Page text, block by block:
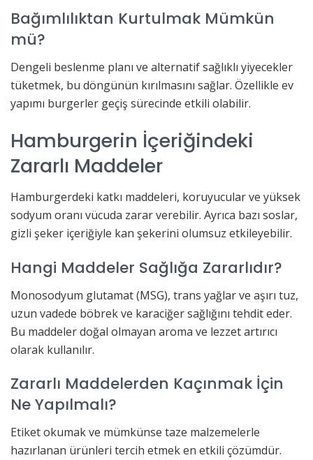
Bağımlılıktan Kurtulmak Mümkün
mü?
Dengeli beslenme planı ve alternatif sağlıklı yiyecekler
tüketmek, bu döngünün kırılmasını sağlar. Özellikle ev
yapımı burgerler geçiş sürecinde etkili olabilir.
Hamburgerin İçeriğindeki
Zararlı Maddeler
Hamburgerdeki katkı maddeleri, koruyucular ve yüksek
sodyum oranı vücuda zarar verebilir. Ayrıca bazı soslar,
gizli şeker içeriğiyle kan şekerini olumsuz etkileyebilir.
Hangi Maddeler Sağlığa Zararlıdır?
Monosodyum glutamat (MSG), trans yağlar ve aşırı tuz,
uzun vadede böbrek ve karaciğer sağlığını tehdit eder.
Bu maddeler doğal olmayan aroma ve lezzet artırıcı
olarak kullanılır.
Zararlı Maddelerden Kaçınmak İçin
Ne Yapılmalı?
Etiket okumak ve mümkünse taze malzemelerle
hazırlanan ürünleri tercih etmek en etkili çözümdür.